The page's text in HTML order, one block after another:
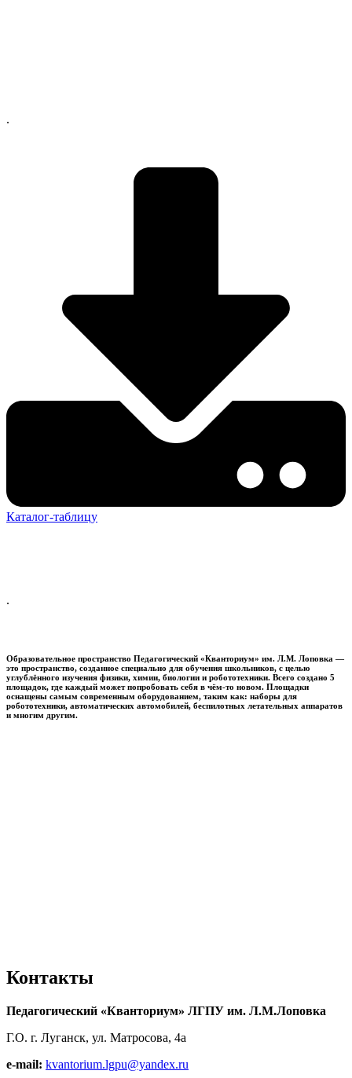
.
Каталог-таблицу
.
Образовательное пространство Педагогический «Кванториум» им. Л.М. Лоповка —
это пространство, созданное специально для обучения школьников, с целью
углублённого изучения физики, химии, биологии и робототехники. Всего создано 5
площадок, где каждый может попробовать себя в чём-то новом. Площадки
оснащены самым современным оборудованием, таким как: наборы для
робототехники, автоматических автомобилей, беспилотных летательных аппаратов
и многим другим.
Контакты
Педагогический «Кванториум» ЛГПУ им. Л.М.Лоповка
Г.О. г. Луганск, ул. Матросова, 4а
e-mail: kvantorium.lgpu@yandex.ru